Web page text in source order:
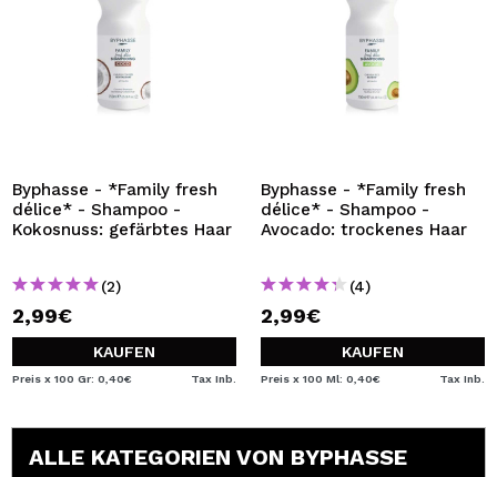
Byphasse - *Family fresh
délice* - Shampoo -
Kokosnuss: gefärbtes Haar
(2)
2,99€
KAUFEN
Preis x 100 Gr: 0,40€ Tax Inb.
Byphasse - *Family fresh
délice* - Shampoo -
Avocado: trockenes Haar
(4)
2,99€
KAUFEN
Preis x 100 Ml: 0,40€ Tax Inb.
ALLE KATEGORIEN VON BYPHASSE